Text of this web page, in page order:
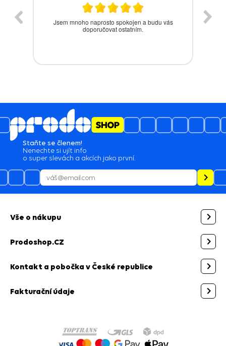
Bezproblémová komunikace, rychlé vyřešení
drobného problému.
Staňte se členem!
Nenechte si ujít info
o super slevách a akcích jako první.
Vše o nákupu
Prodoshop.CZ
Kontakt a pobočka v České republice
Fakturační údaje